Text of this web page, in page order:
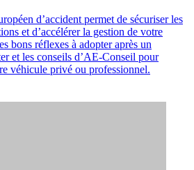
d’accident permet de sécuriser les
et d’accélérer la gestion de votre
bons réflexes à adopter après un
et les conseils d’AE-Conseil pour
véhicule privé ou professionnel.